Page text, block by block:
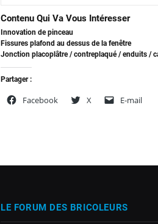
Contenu Qui Va Vous Intéresser
Innovation de pinceau
Fissures plafond au dessus de la fenêtre
Jonction placoplâtre / contreplaqué / enduits /
Partager :
Facebook X E-mail
LE FORUM DES BRICOLEURS